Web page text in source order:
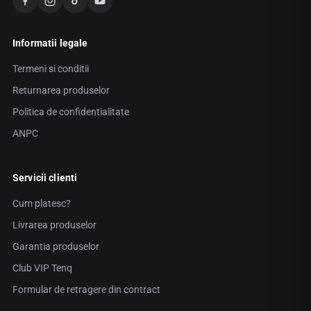
Informatii legale
Termeni si conditii
Returnarea produselor
Politica de confidentialitate
ANPC
Servicii clienti
Cum platesc?
Livrarea produselor
Garantia produselor
Club VIP Tenq
Formular de retragere din contract